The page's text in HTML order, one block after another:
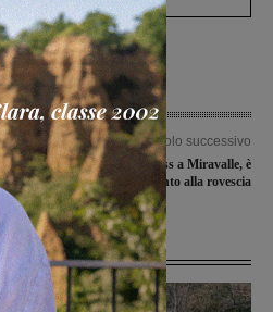
Articolo successivo
Mondiale di motocross a Miravalle, è
conto alla rovescia